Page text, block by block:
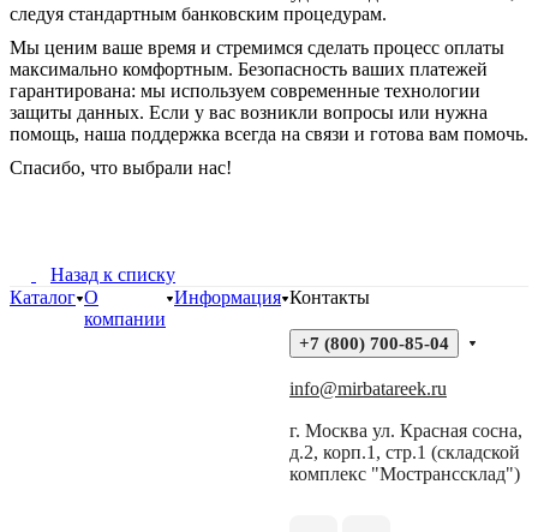
следуя стандартным банковским процедурам.
Мы ценим ваше время и стремимся сделать процесс оплаты
максимально комфортным. Безопасность ваших платежей
гарантирована: мы используем современные технологии
защиты данных. Если у вас возникли вопросы или нужна
помощь, наша поддержка всегда на связи и готова вам помочь.
Спасибо, что выбрали нас!
Назад к списку
Каталог О
компании
Информация Контакты
+7 (800) 700-85-04
info@mirbatareek.ru
г. Москва ул. Красная сосна,
д.2, корп.1, стр.1 (складской
комплекс "Мостранссклад")